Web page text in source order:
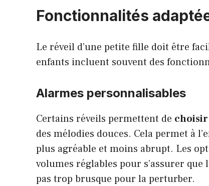
Fonctionnalités
Le réveil d’une petite fille doit être
enfants incluent souvent des
Alarmes personnalisables
Certains réveils permettent de choisir
des mélodies douces. Cela permet à
plus agréable et moins abrupt. Les
volumes réglables pour s’assurer
pas trop brusque pour la perturber.